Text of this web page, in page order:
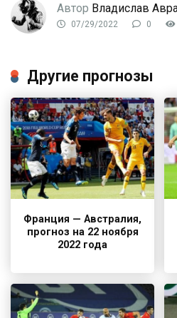
Автор Владислав
07/29/2022 0
Другие прогнозы
Франция — Австралия,
прогноз на 22 ноября
2022 года